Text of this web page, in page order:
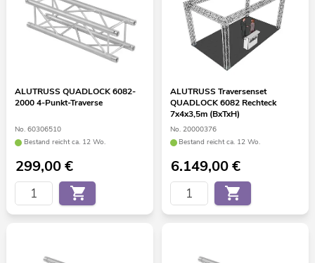
ALUTRUSS QUADLOCK 6082-
2000 4-Punkt-Traverse
No. 60306510
Bestand reicht ca. 12 Wo.
299,00€
ALUTRUSS Traversenset
QUADLOCK 6082 Rechteck
7x4x3,5m (BxTxH)
No. 20000376
Bestand reicht ca. 12 Wo.
6.149,00€